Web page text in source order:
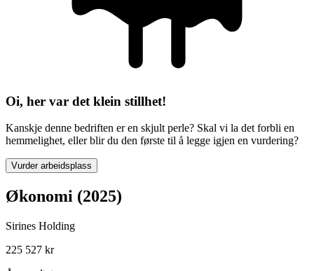
Oi, her var det klein stillhet!
Kanskje denne bedriften er en skjult perle? Skal vi la det forbli en
hemmelighet, eller blir du den første til å legge igjen en vurdering?
Vurder arbeidsplass
Økonomi (2025)
Sirines Holding
225 527 kr